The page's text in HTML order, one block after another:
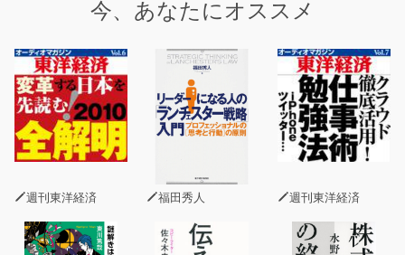
今、あなたにオススメ
週刊東洋経済 福田秀人 週刊東洋経済